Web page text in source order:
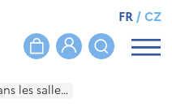
FR/CZ
En fanfare dans les salles tchèques